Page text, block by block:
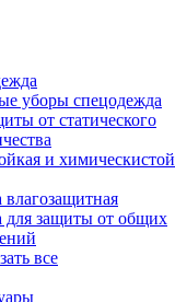
уборы спецодежда
от статического
и
для защиты от общих
все